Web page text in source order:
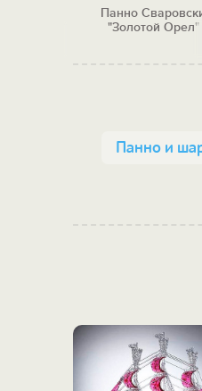
Панно
"Золотой Орел"
Панно и